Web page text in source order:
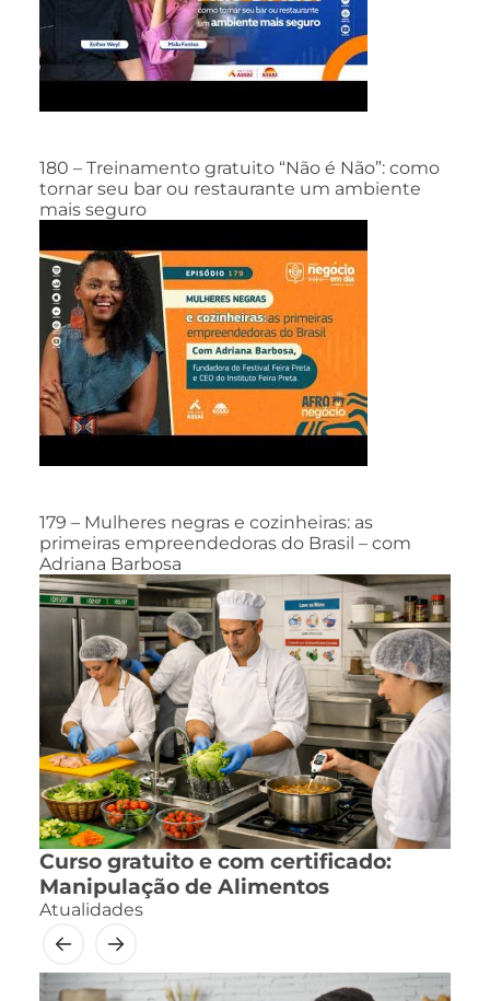
180 – Treinamento gratuito “Não é Não”: como
tornar seu bar ou restaurante um ambiente
mais seguro
179 – Mulheres negras e cozinheiras: as
primeiras empreendedoras do Brasil – com
Adriana Barbosa
Curso gratuito e com certificado:
Manipulação de Alimentos
Atualidades